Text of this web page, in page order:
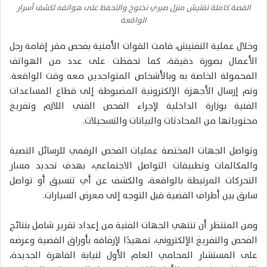
القصة كاملة تفتيش منزل صبري نخنوخ والتحفظ على هواتفه لكشف أسرار
الواقعة
وخلال عملية التفتيش، قامت القوات الأمنية بفحص مقر إقامة رجل
الأعمال بصورة دقيقة، كما تحفظت على عدد من الهواتف
المحمولة الخاصة به وبالأشخاص المتواجدين معه وقت الواقعة.
وتم إرسال الأجهزة الإلكترونية المضبوطة إلى قطاع المساعدات
الفنية بوزارة الداخلية لإجراء الفحص الفني اللازم وتفريغ
محتوياتها من المحادثات والبيانات والتسجيلات.
وتواصل الجهات المختصة عمليات الفحص الرقمي للرسائل النصية
والمكالمات وتطبيقات التواصل الاجتماعي، بهدف تحديد مسار
التحركات المرتبطة بالواقعة، والكشف عن أي تنسيق أو تواصل
سابق بين أطراف القضية قبل التوجه إلى معرض السيارات.
ومن المنتظر أن تنتهي الجهات الفنية من إعداد تقرير شامل بنتائج
الفحص والتفريغ الإلكتروني، تمهيدًا لإرفاقه بأوراق القضية وعرضه
على المستشار المحامي العام الأول لنيابة القاهرة الجديدة،